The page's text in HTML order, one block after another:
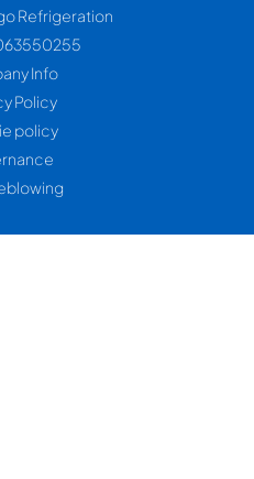
Refrigeration
Info
Policy
policy